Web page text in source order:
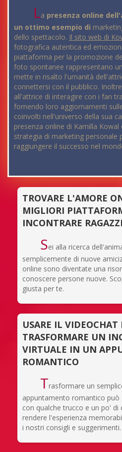
La presenza online
un ottimo esempio di
dello spettacolo. Il sito web di
fotografica autentica ed
piattaforma per la promozione
foto spontanee rappresentano
mette in risalto l'umanità
connettersi con il pubblico.
all'attrice di interagire con i fan
fornendo loro aggiornamenti
coinvolti nell'universo della sua
presenza online di Kamilla
strategia di marketing personale
raggiungere il successo nel
TROVARE L'AMORE
MIGLIORI
INCONTRARE
Sei alla ricerca
semplicemente di nuove
online sono diventate una
conoscere persone nuove.
giusta per te.
USARE IL VIDEOCHAT
TRASFORMARE UN
VIRTUALE IN UN
ROMANTICO
Trasformare un
appuntamento romantico può
con qualche trucco e un po' di
rendere l'esperienza
i nostri consigli e suggerimenti.